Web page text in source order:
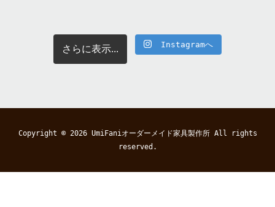
さらに表示... Instagramへ
Copyright © 2026 UmiFaniオーダーメイド家具製作所All rights
reserved.